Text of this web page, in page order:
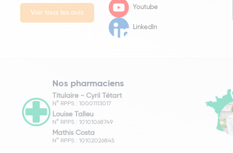
Voir tous les avis
Youtube
LinkedIn
Nos pharmaciens
Titulaire - Cyril Tétart
N° RPPS : 10001113017
Louise Talleu
N° RPPS : 10101068749
Mathis Costa
N° RPPS : 10102026845